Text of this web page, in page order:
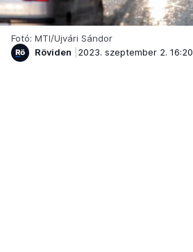
Fotó: MTI/Ujvári Sándor
Röviden
2023. szeptember 2. 16:20